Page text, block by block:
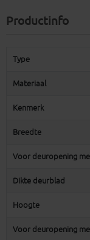
Productinfo
Type
Materiaal
Kenmerk
Breedte
Voor deuropening
Dikte deurblad
Hoogte
Voor deuropening